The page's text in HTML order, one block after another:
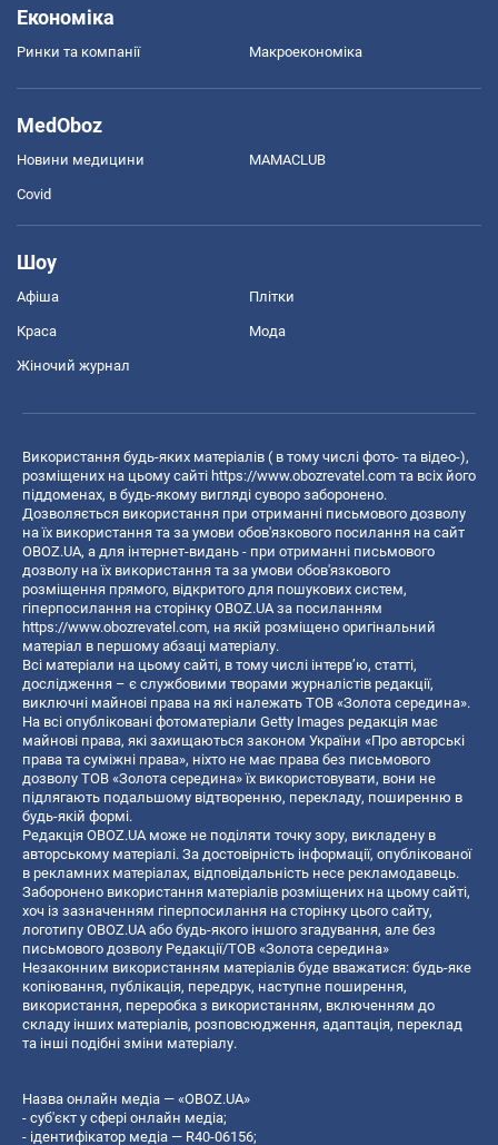
Економіка
Ринки та компанії Макроекономіка
MedOboz
Новини медицини MAMACLUB
Covid
Шоу
Афіша Плітки
Краса Мода
Жіночий журнал
Використання будь-яких матеріалів ( в тому числі фото- та відео-),
розміщених на цьому сайті https://www.obozrevatel.com та всіх його
піддоменах, в будь-якому вигляді суворо заборонено.
Дозволяється використання при отриманні письмового дозволу
на їх використання та за умови обов'язкового посилання на сайт
OBOZ.UA, а для інтернет-видань - при отриманні письмового
дозволу на їх використання та за умови обов'язкового
розміщення прямого, відкритого для пошукових систем,
гіперпосилання на сторінку OBOZ.UA за посиланням
https://www.obozrevatel.com, на якій розміщено оригінальний
матеріал в першому абзаці матеріалу.
Всі матеріали на цьому сайті, в тому числі інтерв’ю, статті,
дослідження – є службовими творами журналістів редакції,
виключні майнові права на які належать ТОВ «Золота середина».
На всі опубліковані фотоматеріали Getty Images редакція має
майнові права, які захищаються законом України «Про авторські
права та суміжні права», ніхто не має права без письмового
дозволу ТОВ «Золота середина» їх використовувати, вони не
підлягають подальшому відтворенню, перекладу, поширенню в
будь-якій формі.
Редакція OBOZ.UA може не поділяти точку зору, викладену в
авторському матеріалі. За достовірність інформації, опублікованої
в рекламних матеріалах, відповідальність несе рекламодавець.
Заборонено використання матеріалів розміщених на цьому сайті,
хоч із зазначенням гіперпосилання на сторінку цього сайту,
логотипу OBOZ.UA або будь-якого іншого згадування, але без
письмового дозволу Редакції/ТОВ «Золота середина»
Незаконним використанням матеріалів буде вважатися: будь-яке
копiювання, публiкацiя, передрук, наступне поширення,
використання, переробка з використанням, включенням до
складу інших матеріалів, розповсюдження, адаптація, переклад
та інші подібні зміни матеріалу.
Назва онлайн медіа — «OBOZ.UA»
- суб'єкт у сфері онлайн медіа;
- ідентифікатор медіа — R40-06156;